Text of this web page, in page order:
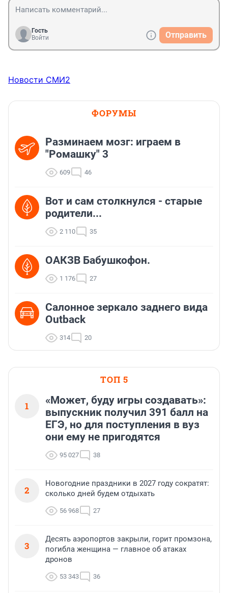
Гость
Войти
Отправить
Новости СМИ2
ФОРУМЫ
Разминаем мозг: играем в
"Ромашку" 3
609 46
Вот и сам столкнулся - старые
родители...
2 110 35
ОАКЗВ Бабушкофон.
1 176 27
Салонное зеркало заднего вида
Outback
314 20
ТОП 5
1
«Может, буду игры создавать»:
выпускник получил 391 балл на
ЕГЭ, но для поступления в вуз
они ему не пригодятся
95 027 38
2
Новогодние праздники в 2027 году сократят:
сколько дней будем отдыхать
56 968 27
3
Десять аэропортов закрыли, горит промзона,
погибла женщина — главное об атаках
дронов
53 343 36